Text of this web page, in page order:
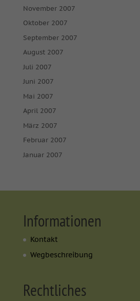
November 2007
Oktober 2007
September 2007
August 2007
Juli 2007
Juni 2007
Mai 2007
April 2007
März 2007
Februar 2007
Januar 2007
Informationen
Kontakt
Wegbeschreibung
Rechtliches